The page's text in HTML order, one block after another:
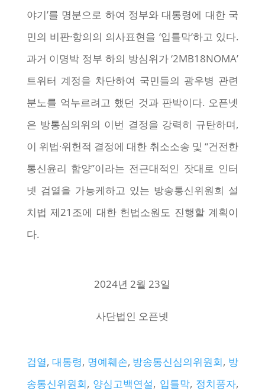
야기’를 명분으로 하여 정부와 대통령에 대한 국
민의 비판·항의의 의사표현을 ‘입틀막’하고 있다.
과거 이명박 정부 하의 방심위가 ‘2MB18NOMA’
트위터 계정을 차단하여 국민들의 광우병 관련
분노를 억누르려고 했던 것과 판박이다. 오픈넷
은 방통심의위의 이번 결정을 강력히 규탄하며,
이 위법·위헌적 결정에 대한 취소소송 및 “건전한
통신윤리 함양”이라는 전근대적인 잣대로 인터
넷 검열을 가능케하고 있는 방송통신위원회 설
치법 제21조에 대한 헌법소원도 진행할 계획이
다.
2024년 2월 23일
사단법인 오픈넷
검열, 대통령, 명예훼손, 방송통신심의위원회, 방
송통신위원회, 양심고백연설, 입틀막, 정치풍자